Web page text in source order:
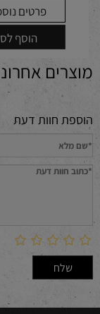
פרטים
הוסף
מוצרים
הוספת חוות דעת